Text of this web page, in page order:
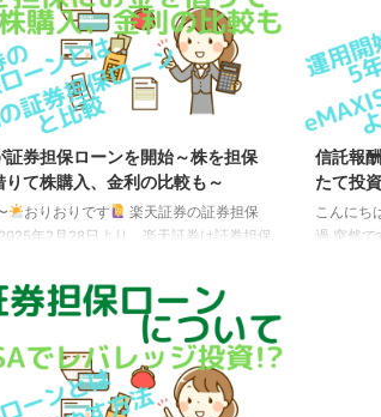
証券担保ローンを開始～株を担保
りて株購入、金利の比較も～
おりおりです
楽天証券の証券担保
年2月28日より、楽天証券は証券担保
いる株式や投資信託などの有価証券を担
金を借り入れるローンのことです。 担保
品も運用は継続し（運用益も得られ
れたお金を投資に回すこともできるた
レバレッジ投資ができます。 金利はこの
借入残高お借入利率（年利）1,000万円
信託報
たて投
こんにち
過 突然で